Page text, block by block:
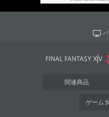
関連商品
ゲーム